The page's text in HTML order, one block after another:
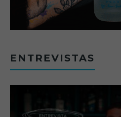
ENTREVISTAS